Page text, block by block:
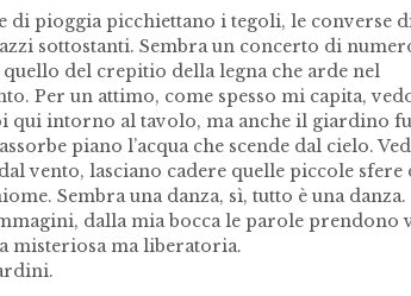
di pioggia picchiettano i tegoli, le converse
sottostanti. Sembra un concerto di
del crepitio della legna che arde nel
Per un attimo, come spesso mi capita,
qui intorno al tavolo, ma anche il giardino
piano l’acqua che scende dal cielo.
vento, lasciano cadere quelle piccole sfere
Sembra una danza, sì, tutto è una danza.
dalla mia bocca le parole prendono
misteriosa ma liberatoria.